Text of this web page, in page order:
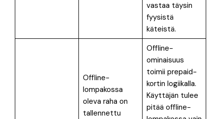
vastaa täysin
fyysistä
käteistä.
Offline-
lompakossa
oleva raha on
tallennettu
Offline-
ominaisuus
toimii prepaid-
kortin logiikalla.
Käyttäjän tulee
pitää offline-